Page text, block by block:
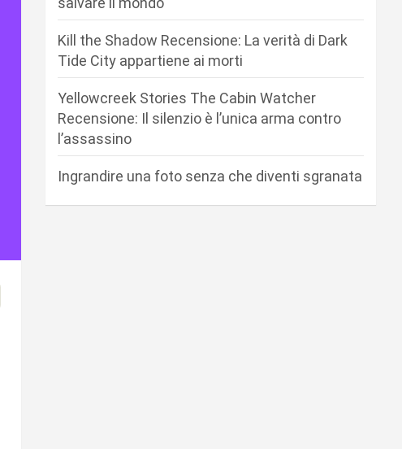
Kill the Shadow Recensione: La verità di Dark
Tide City appartiene ai morti
Yellowcreek Stories The Cabin Watcher
Recensione: Il silenzio è l’unica arma contro
l’assassino
Ingrandire una foto senza che diventi sgranata